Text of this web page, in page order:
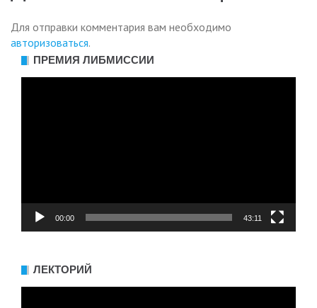
Для отправки комментария вам необходимо
авторизоваться.
ПРЕМИЯ ЛИБМИССИИ
00:00 43:11
ЛЕКТОРИЙ